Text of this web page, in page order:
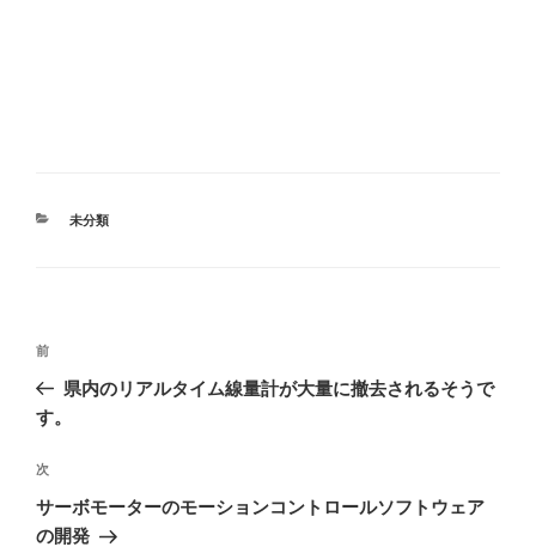
カ
未分類
投
ナ
ゲ
ー
シ
前
の
投
前
県内のリアルタイム線量計が大量に撤去されるそうで
す。
次
の
投
次
サーボモーターのモーションコントロールソフトウェア
の開発